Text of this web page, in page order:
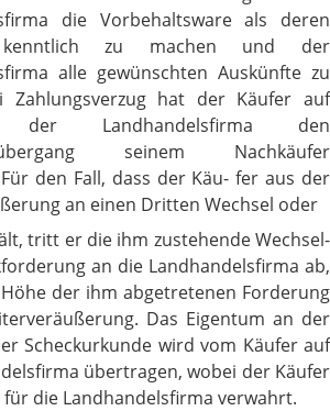
die Vorbehaltsware als deren
kenntlich zu machen und der
alle gewünschten Auskünfte zu
Zahlungsverzug hat der Käufer auf
der Landhandelsfirma den
seinem Nachkäufer
den Fall, dass der Käu- fer aus der
an einen Dritten Wechsel oder
tritt er die ihm zustehende Wechsel-
an die Landhandelsfirma ab,
der ihm abgetretenen Forderung
Das Eigentum an der
Scheckurkunde wird vom Käufer auf
übertragen, wobei der Käufer
die Landhandelsfirma verwahrt.